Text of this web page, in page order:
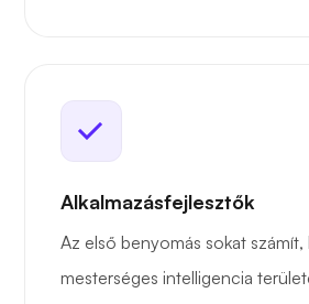
Alkalmazásfejlesztők
Az első benyomás sokat
mesterséges intelligencia